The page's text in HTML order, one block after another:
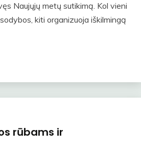
Naujųjų metų sutikimą. Kol vieni
kiti organizuoja iškilmingą
rūbams ir